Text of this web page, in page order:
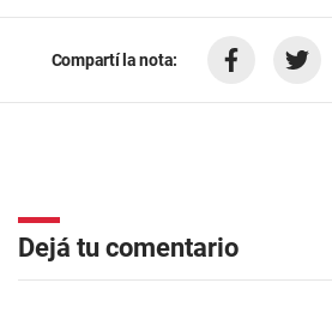
Compartí la nota:
Dejá tu comentario